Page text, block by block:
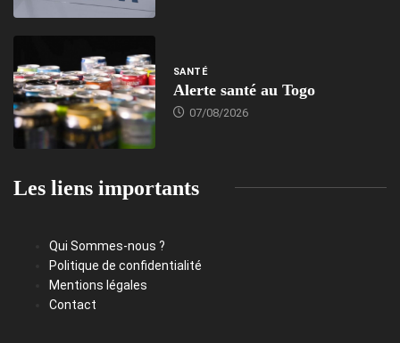
SANTÉ
Alerte santé au Togo
07/08/2026
Les liens importants
Qui Sommes-nous ?
Politique de confidentialité
Mentions légales
Contact